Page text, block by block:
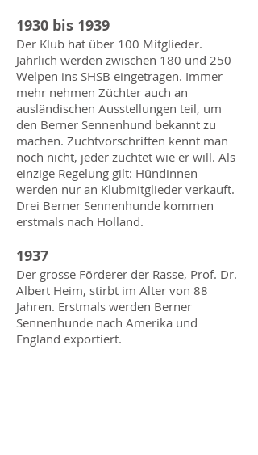
1930 bis 1939
Der Klub hat über 100 Mitglieder.
Jährlich werden zwischen 180 und 250
Welpen ins SHSB eingetragen. Immer
mehr nehmen Züchter auch an
ausländischen Ausstellungen teil, um
den Berner Sennenhund bekannt zu
machen. Zuchtvorschriften kennt man
noch nicht, jeder züchtet wie er will. Als
einzige Regelung gilt: Hündinnen
werden nur an Klubmitglieder verkauft.
Drei Berner Sennenhunde kommen
erstmals nach Holland.
1937
Der grosse Förderer der Rasse, Prof. Dr.
Albert Heim, stirbt im Alter von 88
Jahren. Erstmals werden Berner
Sennenhunde nach Amerika und
England exportiert.